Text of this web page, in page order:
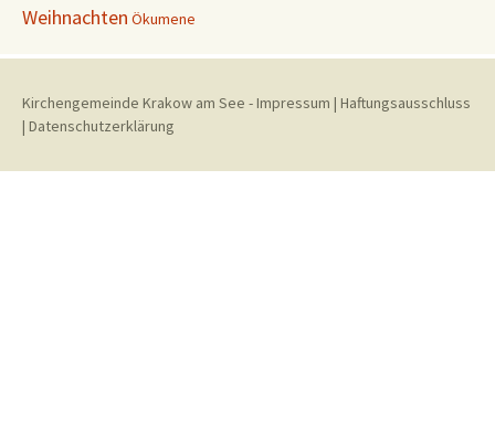
Weihnachten Ökumene
Kirchengemeinde Krakow am See -Impressum | Haftungsausschluss
| Datenschutzerklärung